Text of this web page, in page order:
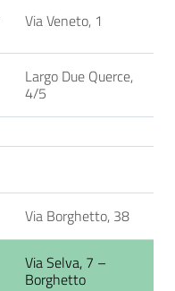
Via Veneto, 1
Largo Due Querce,
4/5
Via Borghetto, 38
Via Selva, 7 –
Borghetto